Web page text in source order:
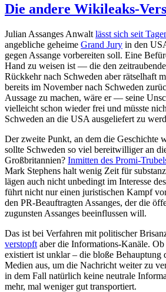
Die andere Wikileaks-
Julian Assanges Anwalt lässt sich seit
angebliche geheime Grand Jury in den
gegen Assange vorbereiten soll. Eine
Hand zu weisen ist — die den
Rückkehr nach Schweden aber rätselhaft
bereits im November nach Schweden
Aussage zu machen, wäre er — seine
vielleicht schon wieder frei und müsste
Schweden an die USA ausgeliefert zu
Der zweite Punkt, an dem die Geschichte
sollte Schweden so viel bereitwilliger an
Großbritannien? Inmitten des Promi-
Mark Stephens halt wenig Zeit für
lägen auch nicht unbedingt im Interesse
führt nicht nur einen juristischen Kampf
den PR-Beauftragten Assanges, der die
zugunsten Assanges beeinflussen will.
Das ist bei Verfahren mit politischer
verstopft aber die Informations-Kanäle. Ob
existiert ist unklar – die bloße Behauptung
Medien aus, um die Nachricht weiter zu
in dem Fall natürlich keine neutrale
mehr, mal weniger gut transportiert.